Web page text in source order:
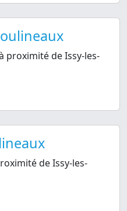
proximité de Issy-les-
de Issy-les-